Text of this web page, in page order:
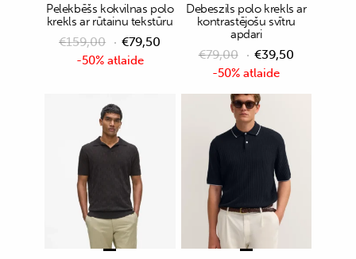
-50% atlaide
Pelekbēšs kokvilnas polo
krekls ar rūtainu tekstūru
€159,00 €79,50
-50% atlaide
Debeszils polo krekls ar
kontrastējošu svītru
apdari
€79,00 €39,50